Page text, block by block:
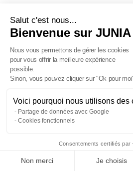
Salut c'est nous...
Bienvenue sur JUNIA
Nous vous permettons de gérer les cookies
pour vous offrir la meilleure expérience
possible.
Sinon, vous pouvez cliquer sur "Ok pour
Voici pourquoi nous utilisons des
Partage de données avec Google
Cookies fonctionnels
Consentements certifiés par
Non merci Je choisis
Fermeture